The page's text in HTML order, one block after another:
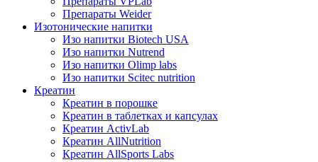
Препараты Weider
Изотонические напитки
Изо напитки Biotech USA
Изо напитки Nutrend
Изо напитки Olimp labs
Изо напитки Scitec nutrition
Креатин
Креатин в порошке
Креатин в таблетках и капсулах
Креатин ActivLab
Креатин AllNutrition
Креатин AllSports Labs